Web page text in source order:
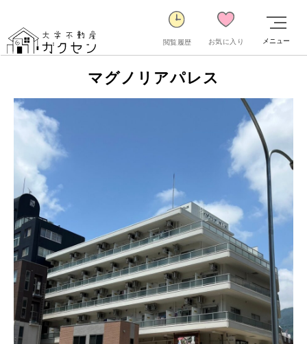
閲覧履歴 お気に入り メニュー
マグノリアパレス